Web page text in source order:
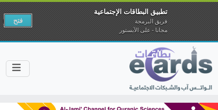
تطبيق البطاقات الإجتماعية
فريق البرمجة
مجانا - على الآبستور
فتح